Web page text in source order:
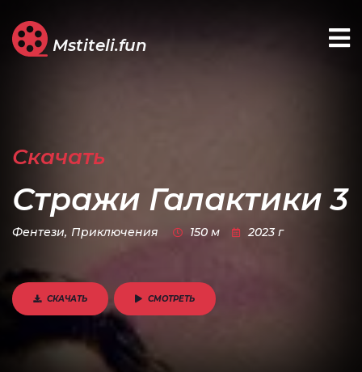
Mstiteli.fun
Скачать
Стражи Галактики 3
Фентези, Приключения 150 м 2023 г
СКАЧАТЬ СМОТРЕТЬ